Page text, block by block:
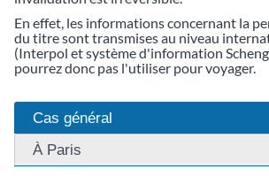
En effet, les informations concernant la
du titre sont transmises au niveau
(Interpol et système d'information
pourrez donc pas l'utiliser pour voyager.
Cas général
À Paris